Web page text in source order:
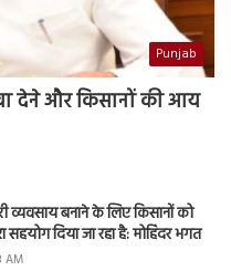
Punjab
देने और किसानों की आय
व्यवसाय बनाने के लिए किसानों को
सहयोग दिया जा रहा है: मोहिंदर भगत
AM